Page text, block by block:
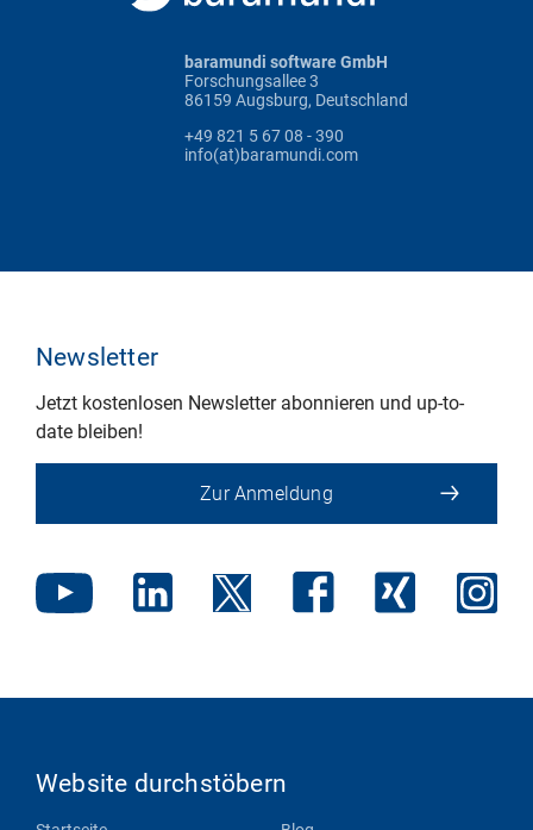
baramundi software GmbH
Forschungsallee 3
86159 Augsburg, Deutschland
+49 821 5 67 08 - 390
info(at)baramundi.com
Newsletter
Jetzt kostenlosen Newsletter abonnieren und up-to-
date bleiben!
Zur Anmeldung
Website durchstöbern